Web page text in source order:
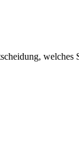
welches